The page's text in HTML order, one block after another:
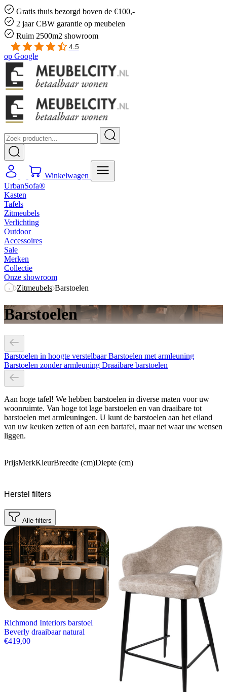
Gratis thuis bezorgd boven de €100,-
2 jaar CBW garantie op meubelen
Ruim 2500m2 showroom
4.5
op Google
Winkelwagen
UrbanSofa®
Kasten
Tafels
Zitmeubels
Verlichting
Outdoor
Accessoires
Sale
Merken
Collectie
Onze showroom
Zitmeubels Barstoelen
Barstoelen
Barstoelen in hoogte verstelbaar Barstoelen met armleuning
Barstoelen zonder armleuning Draaibare barstoelen
Aan hoge tafel! We hebben barstoelen in diverse maten voor uw
woonruimte. Van hoge tot lage barstoelen en van draaibare tot
barstoelen met armleuningen. U kunt de barstoelen aan het eiland
van uw keuken zetten of aan een bartafel, maar net waar uw wensen
liggen.
PrijsMerkKleurBreedte (cm)Diepte (cm)
Herstel filters
Alle filters
Richmond Interiors barstoel
Beverly draaibaar natural
€419,00